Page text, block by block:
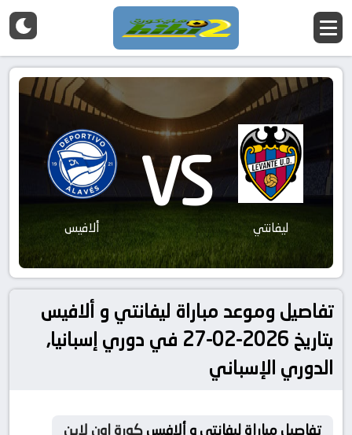
ليفانتي VS ألافيس
تفاصيل وموعد مباراة ليفانتي و ألافيس
بتاريخ 2026-02-27 في دوري إسبانيا,
الدوري الإسباني
تفاصيل مباراة ليفانتي و ألافيسكورة اون لاين